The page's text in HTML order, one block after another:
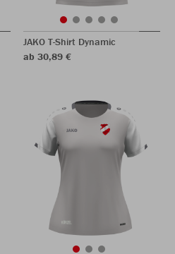
JAKO T-Shirt Dynamic
ab 30,89 €